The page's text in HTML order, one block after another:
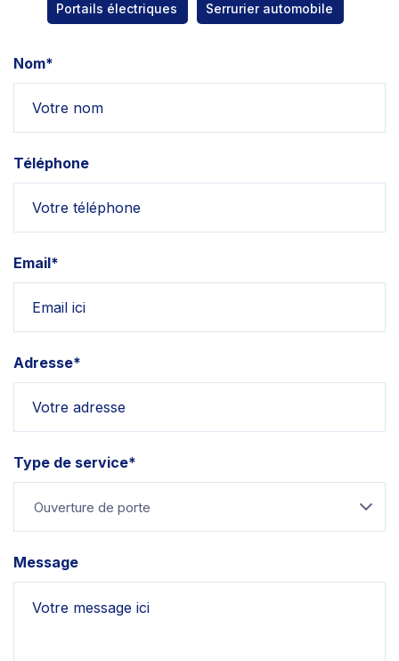
Portails électriques Serrurier automobile
Nom*
Téléphone
Email*
Adresse*
Type de service*
Ouverture de porte
Message